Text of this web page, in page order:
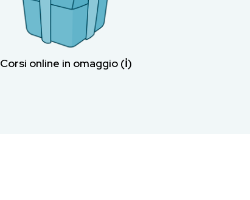
Corsi online in omaggio (ℹ︎)